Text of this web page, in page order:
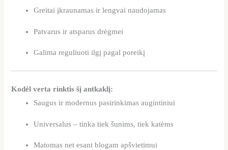
Greitai įkraunamas ir lengvai naudojamas
Patvarus ir atsparus drėgmei
Galima reguliuoti ilgį pagal poreikį
Kodėl verta rinktis šį antkaklį:
Saugus ir modernus pasirinkimas augintiniui
Universalus – tinka tiek šunims, tiek katėms
Matomas net esant blogam apšvietimui